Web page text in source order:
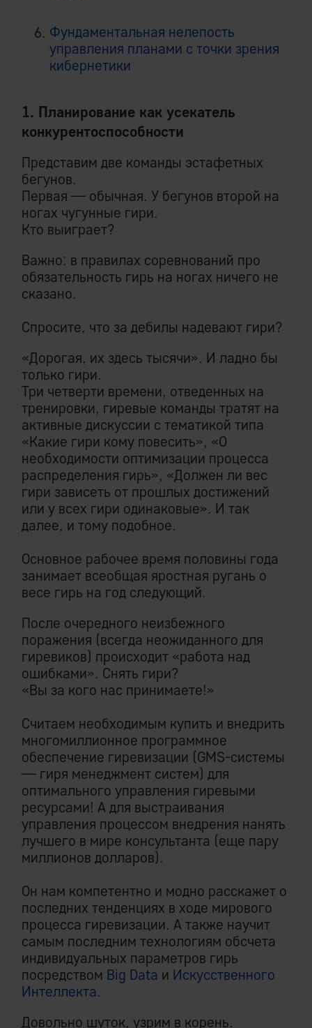
Фундаментальная нелепость
управления планами с точки зрения
кибернетики
1. Планирование как усекатель
конкурентоспособности
Представим две команды эстафетных
бегунов.
Первая — обычная. У бегунов второй на
ногах чугунные гири.
Кто выиграет?
Важно: в правилах соревнований про
обязательность гирь на ногах ничего не
сказано.
Спросите, что за дебилы надевают гири?
«Дорогая, их здесь тысячи». И ладно бы
только гири.
Три четверти времени, отведенных на
тренировки, гиревые команды тратят на
активные дискуссии с тематикой типа
«Какие гири кому повесить», «О
необходимости оптимизации процесса
распределения гирь», «Должен ли вес
гири зависеть от прошлых достижений
или у всех гири одинаковые». И так
далее, и тому подобное.
Основное рабочее время половины года
занимает всеобщая яростная ругань о
весе гирь на год следующий.
После очередного неизбежного
поражения (всегда неожиданного для
гиревиков) происходит «работа над
ошибками». Снять гири?
«Вы за кого нас принимаете!»
Считаем необходимым купить и внедрить
многомиллионное программное
обеспечение гиревизации (GMS-системы
— гиря менеджмент систем) для
оптимального управления гиревыми
ресурсами! А для выстраивания
управления процессом внедрения нанять
лучшего в мире консультанта (еще пару
миллионов долларов).
Он нам компетентно и модно расскажет о
последних тенденциях в ходе мирового
процесса гиревизации. А также научит
самым последним технологиям обсчета
индивидуальных параметров гирь
посредством Big Data и Искусственного
Интеллекта.
Довольно шуток, узрим в корень.